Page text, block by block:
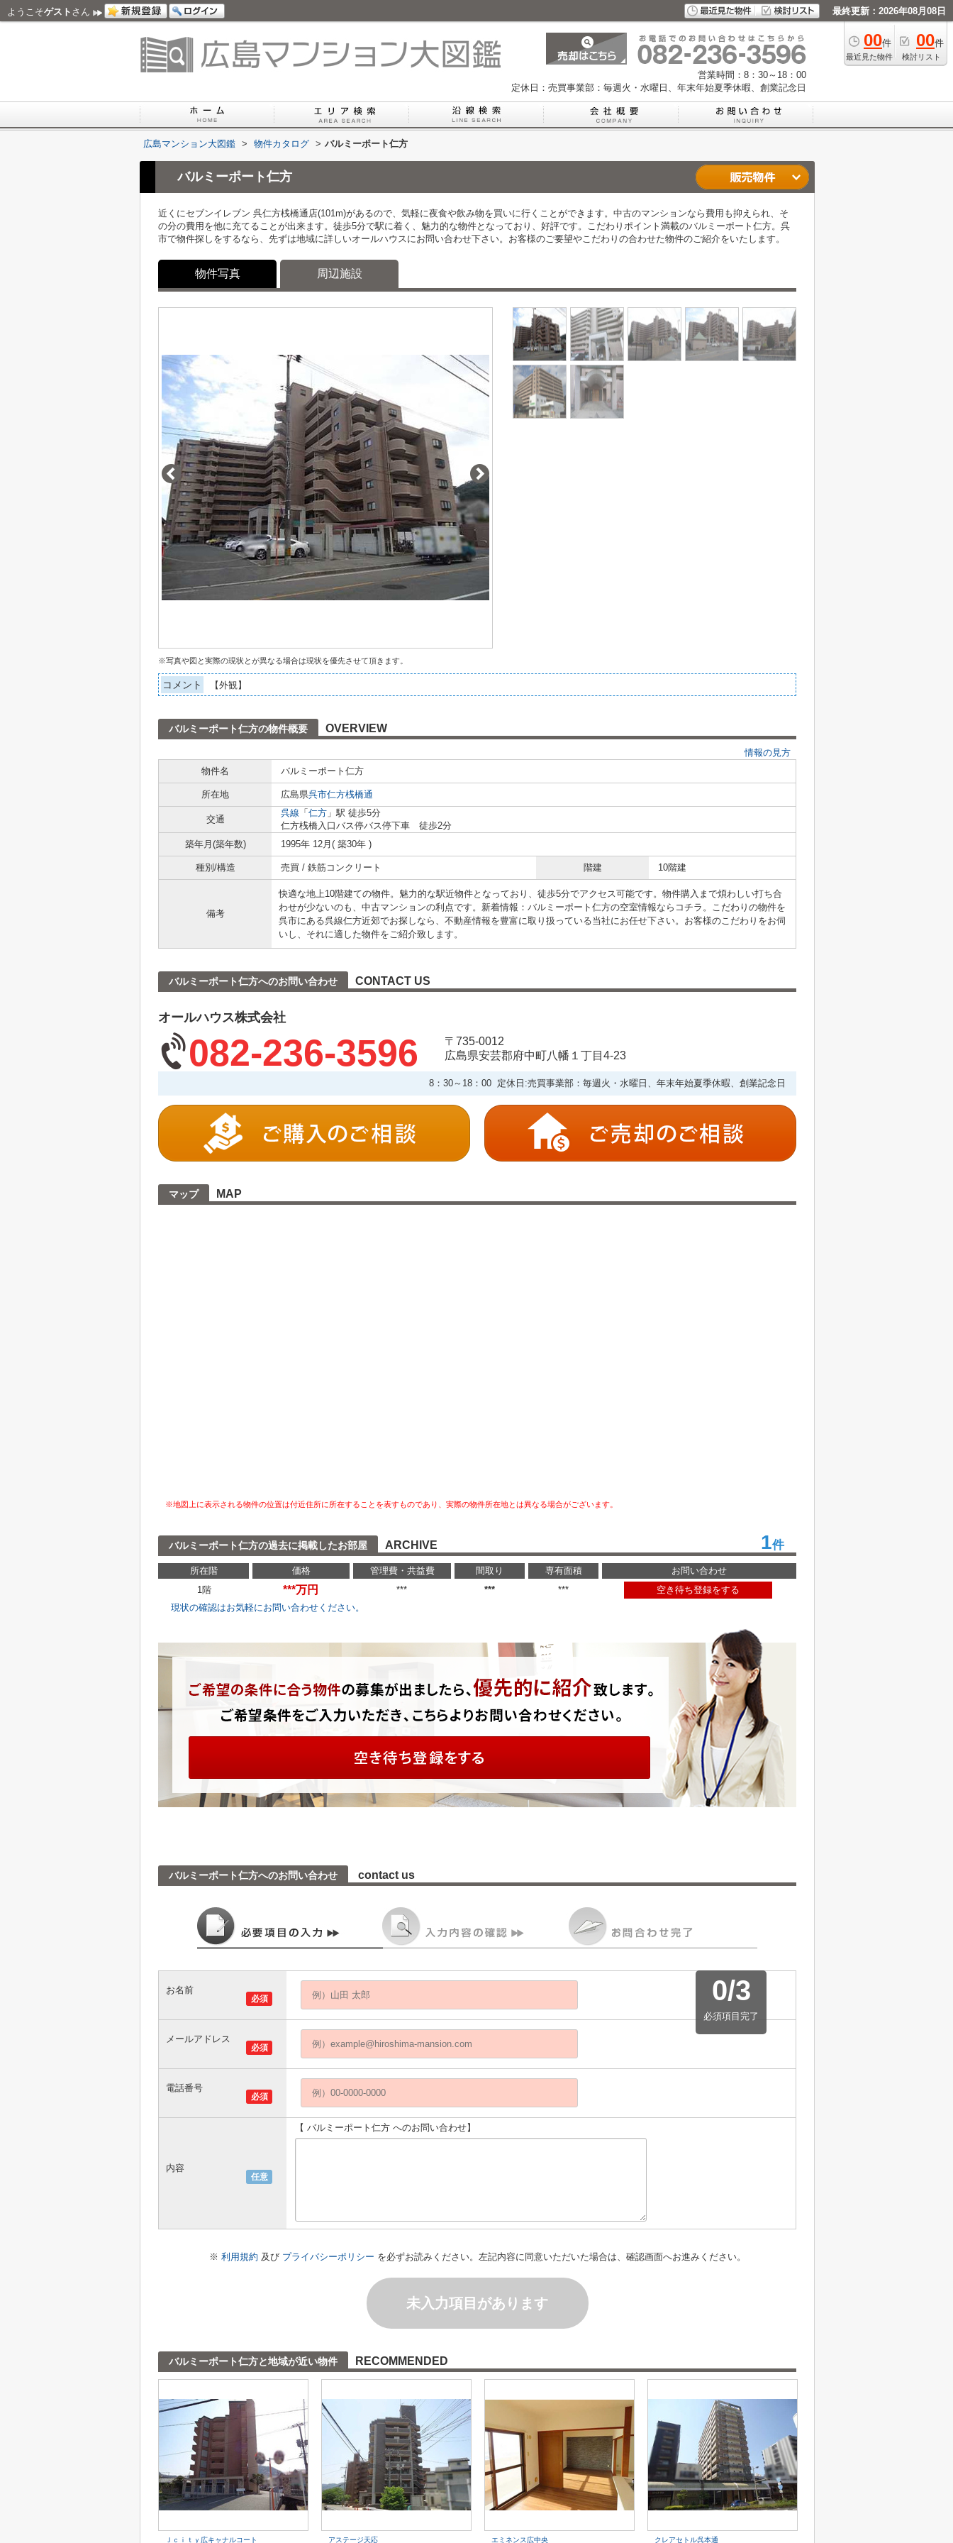
ようこそゲスト さん 最終更新：2026年08月08日
00件
最近見た物件
00件
検討リスト
営業時間：8：30～18：00
定休日：売買事業部：毎週火・水曜日、年末年始夏季休暇、創業記念日
広島マンション大図鑑 > 物件カタログ > バルミーポート仁方
バルミーポート仁方
近くにセブンイレブン 呉仁方桟橋通店(101m)があるので、気軽に夜食や飲み物を買いに行くことができます。中古のマンションなら費用も抑えられ、そ
の分の費用を他に充てることが出来ます。徒歩5分で駅に着く、魅力的な物件となっており、好評です。こだわりポイント満載のバルミーポート仁方。呉
市で物件探しをするなら、先ずは地域に詳しいオールハウスにお問い合わせ下さい。お客様のご要望やこだわりの合わせた物件のご紹介をいたします。
物件写真 周辺施設
※写真や図と実際の現状とが異なる場合は現状を優先させて頂きます。
コメント 【外観】
バルミーポート仁方の物件概要 OVERVIEW
情報の見方
物件名
バルミーポート仁方
所在地 広島県呉市仁方桟橋通
交通
呉線 「 仁方 」駅 徒歩5分
仁方桟橋入口バス停バス停下車 徒歩2分
築年月(築年数)
1995年 12月( 築30年 )
種別/構造 売買 / 鉄筋コンクリート 階建 10階建
備考
快適な地上10階建ての物件。魅力的な駅近物件となっており、徒歩5分でアクセス可能です。物件購入まで煩わしい打ち合
わせが少ないのも、中古マンションの利点です。新着情報：バルミーポート仁方の空室情報ならコチラ。こだわりの物件を
呉市にある呉線仁方近郊でお探しなら、不動産情報を豊富に取り扱っている当社にお任せ下さい。お客様のこだわりをお伺
いし、それに適した物件をご紹介致します。
バルミーポート仁方へのお問い合わせ CONTACT US
オールハウス株式会社
082-236-3596
〒735-0012
広島県安芸郡府中町八幡１丁目4-23
8：30～18：00 定休日:売買事業部：毎週火・水曜日、年末年始夏季休暇、創業記念日
マップ MAP
※地図上に表示される物件の位置は付近住所に所在することを表すものであり、実際の物件所在地とは異なる場合がございます。
バルミーポート仁方の過去に掲載したお部屋 ARCHIVE 1件
所在階 価格 管理費・共益費 間取り 専有面積
お問い合わせ
1階
***万円 *** *** ***
空き待ち登録をする
現状の確認はお気軽にお問い合わせください。
バルミーポート仁方へのお問い合わせ contact us
0/3
必須項目完了
必須
お名前
必須
メールアドレス
必須
電話番号
任意
内容
【 バルミーポート仁方 へのお問い合わせ】
※ 利用規約 及び プライバシーポリシー を必ずお読みください。左記内容に同意いただいた場合は、確認画面へお進みください。
未入力項目があります
バルミーポート仁方と地域が近い物件 RECOMMENDED
Ｊｃｉｔｙ広キャナルコート アステージ天応 エミネンス広中央 クレアセトル呉本通